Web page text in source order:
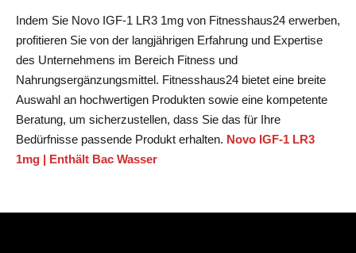
Indem Sie Novo IGF-1 LR3 1mg von Fitnesshaus24 erwerben,
profitieren Sie von der langjährigen Erfahrung und Expertise
des Unternehmens im Bereich Fitness und
Nahrungsergänzungsmittel. Fitnesshaus24 bietet eine breite
Auswahl an hochwertigen Produkten sowie eine kompetente
Beratung, um sicherzustellen, dass Sie das für Ihre
Bedürfnisse passende Produkt erhalten. Novo IGF-1 LR3
1mg | Enthält Bac Wasser